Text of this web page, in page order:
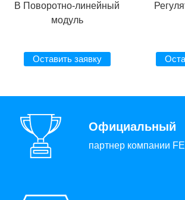
B Поворотно-линейный
модуль
Оставить заявку
Официальный
партнер компании